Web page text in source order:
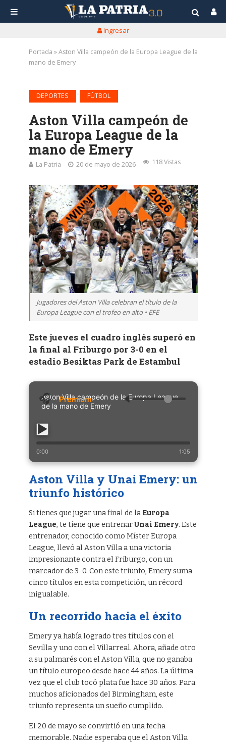
Ingresar
Portada »Aston Villa campeón de la Europa League de la
mano de Emery
DEPORTES FÚTBOL
Aston Villa campeón de
la Europa League de la
mano de Emery
La Patria 20 de mayo de 2026 118 Vistas
Jugadores del Aston Villa celebran el título de la
Europa League con el trofeo en alto • EFE
Este jueves el cuadro inglés superó en
la final al Friburgo por 3-0 en el
estadio Besiktas Park de Estambul
Aston Villa campeón de la Europa League
de la mano de Emery
🔈
0:00 1:05
Aston Villa y Unai Emery: un
triunfo histórico
Si tienes que jugar una final de la Europa
League, te tiene que entrenarUnai Emery. Este
entrenador, conocido como Míster Europa
League, llevó al Aston Villa a una victoria
impresionante contra el Friburgo, con un
marcador de 3-0. Con este triunfo, Emery suma
cinco títulos en esta competición, un récord
inigualable.
Un recorrido hacia el éxito
Emery ya había logrado tres títulos con el
Sevilla y uno con el Villarreal. Ahora, añade otro
a su palmarés con el Aston Villa, que no ganaba
un título europeo desde hace 44 años. La última
vez que el club tocó plata fue hace 30 años. Para
muchos aficionados del Birmingham, este
triunfo representa un sueño cumplido.
El 20 de mayo se convirtió en una fecha
memorable. Nadie esperaba que el Aston Villa